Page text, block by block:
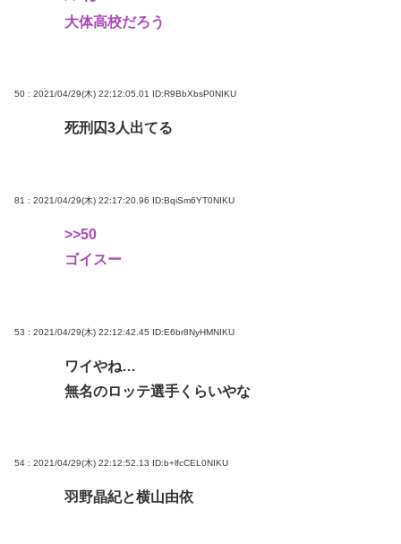
大体高校だろう
50 : 2021/04/29(木) 22:12:05.01 ID:R9BbXbsP0NIKU
死刑囚3人出てる
81 : 2021/04/29(木) 22:17:20.96 ID:BqiSm6YT0NIKU
>>50
ゴイスー
53 : 2021/04/29(木) 22:12:42.45 ID:E6br8NyHMNIKU
ワイやね…
無名のロッテ選手くらいやな
54 : 2021/04/29(木) 22:12:52.13 ID:b+lfcCEL0NIKU
羽野晶紀と横山由依